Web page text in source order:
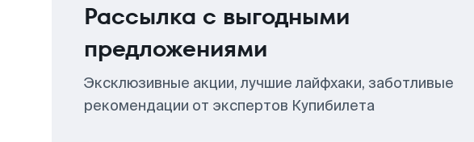
Рассылка с выгодными
предложениями
Эксклюзивные акции, лучшие лайфхаки, заботливые
рекомендации от экспертов Купибилета